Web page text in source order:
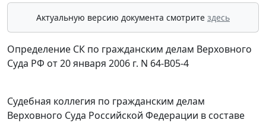
Актуальную версию документа смотрите здесь
Определение СК по гражданским делам Верховного
Суда РФ от 20 января 2006 г. N 64-B05-4
Судебная коллегия по гражданским делам
Верховного Суда Российской Федерации в составе